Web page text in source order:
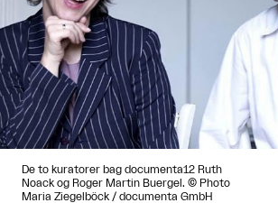
De to kuratorer bag documenta12 Ruth
Noack og Roger Martin Buergel. © Photo
Maria Ziegelböck / documenta GmbH